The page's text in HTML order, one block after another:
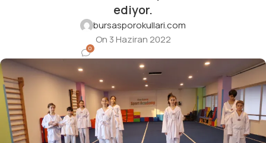
ediyor.
bursasporokullari.com
On 3 Haziran 2022
0